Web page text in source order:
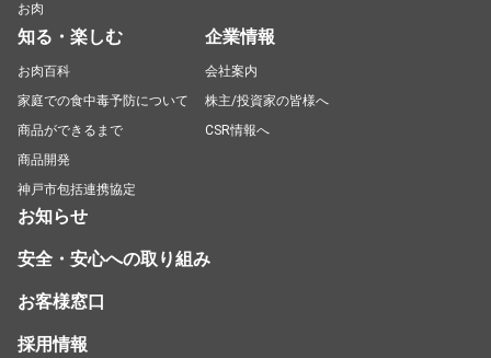
お肉
知る・楽しむ
お肉百科
家庭での食中毒予防について
商品ができるまで
商品開発
神戸市包括連携協定
企業情報
会社案内
株主/投資家の皆様へ
CSR情報へ
お知らせ
安全・安心への取り組み
お客様窓口
採用情報